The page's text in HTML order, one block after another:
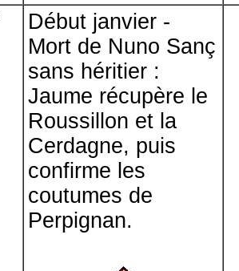
Début janvier -
Mort de Nuno Sanç
sans héritier :
Jaume récupère le
Roussillon et la
Cerdagne, puis
confirme les
coutumes de
Perpignan.